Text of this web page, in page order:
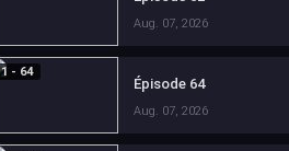
Aug. 07, 2026
1 - 64
Épisode 64
Aug. 07, 2026